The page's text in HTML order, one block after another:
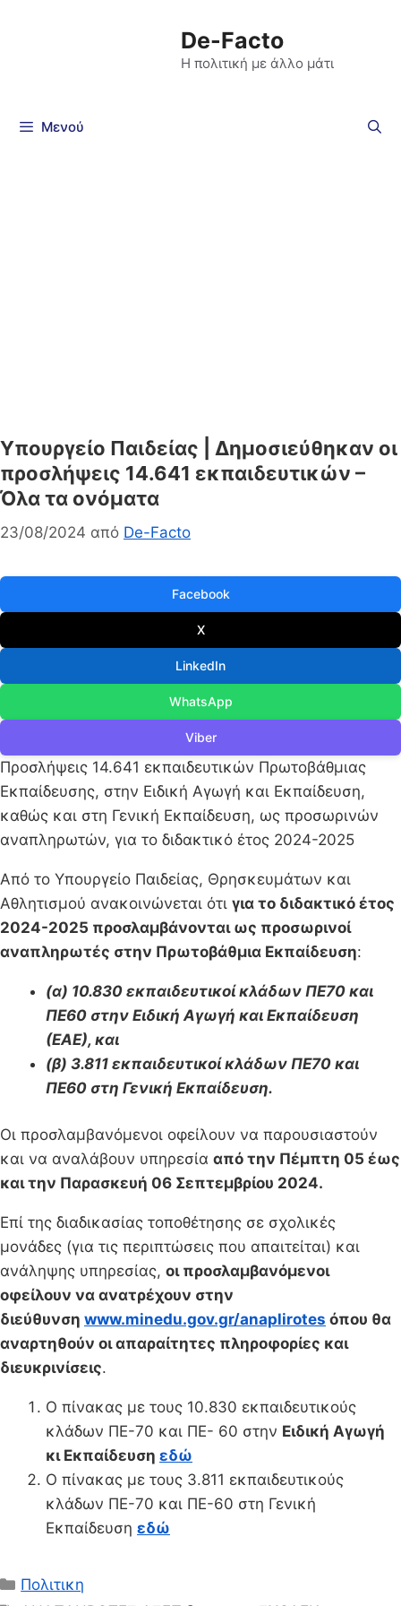
De-Facto
Η πολιτική με άλλο μάτι
Μενού
Υπουργείο Παιδείας | Δημοσιεύθηκαν οι
προσλήψεις 14.641 εκπαιδευτικών –
Όλα τα ονόματα
23/08/2024 από De-Facto
Facebook
X
LinkedIn
WhatsApp
Viber
Προσλήψεις 14.641 εκπαιδευτικών Πρωτοβάθμιας
Εκπαίδευσης, στην Ειδική Αγωγή και Εκπαίδευση,
καθώς και στη Γενική Εκπαίδευση, ως προσωρινών
αναπληρωτών, για το διδακτικό έτος 2024-2025
Από το Υπουργείο Παιδείας, Θρησκευμάτων και
Αθλητισμού ανακοινώνεται ότι για το διδακτικό έτος
2024-2025 προσλαμβάνονται ως προσωρινοί
αναπληρωτές στην Πρωτοβάθμια Εκπαίδευση:
(α) 10.830 εκπαιδευτικοί κλάδων ΠΕ70 και
ΠΕ60 στην Ειδική Αγωγή και Εκπαίδευση
(ΕΑΕ), και
(β) 3.811 εκπαιδευτικοί κλάδων ΠΕ70 και
ΠΕ60 στη Γενική Εκπαίδευση.
Οι προσλαμβανόμενοι οφείλουν να παρουσιαστούν
και να αναλάβουν υπηρεσία από την Πέμπτη 05 έως
και την Παρασκευή 06 Σεπτεμβρίου 2024.
Επί της διαδικασίας τοποθέτησης σε σχολικές
μονάδες (για τις περιπτώσεις που απαιτείται) και
ανάληψης υπηρεσίας, οι προσλαμβανόμενοι
οφείλουν να ανατρέχουν στην
διεύθυνση www.minedu.gov.gr/anaplirotes όπου θα
αναρτηθούν οι απαραίτητες πληροφορίες και
διευκρινίσεις.
Ο πίνακας με τους 10.830 εκπαιδευτικούς
κλάδων ΠΕ-70 και ΠΕ- 60 στην Ειδική Αγωγή
κι Εκπαίδευση εδώ
Ο πίνακας με τους 3.811 εκπαιδευτικούς
κλάδων ΠΕ-70 και ΠΕ-60 στη Γενική
Εκπαίδευση εδώ
Κατηγορίες
Πολιτικη